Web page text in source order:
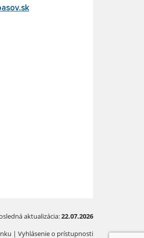
aktualizácia:22.07.2026
| Vyhlásenie o prístupnosti